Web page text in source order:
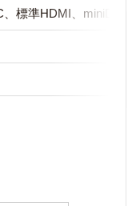
、標準HDMI、miniDP